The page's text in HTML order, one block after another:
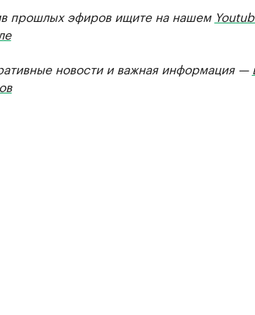
прошлых эфиров ищите на нашем
новости и важная информация —